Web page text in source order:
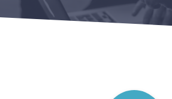
2. Onderzoeken +